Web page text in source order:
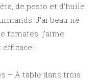
de pesto et d’huile
J’ai beau ne
tomates, j’aime
!
– À table dans trois